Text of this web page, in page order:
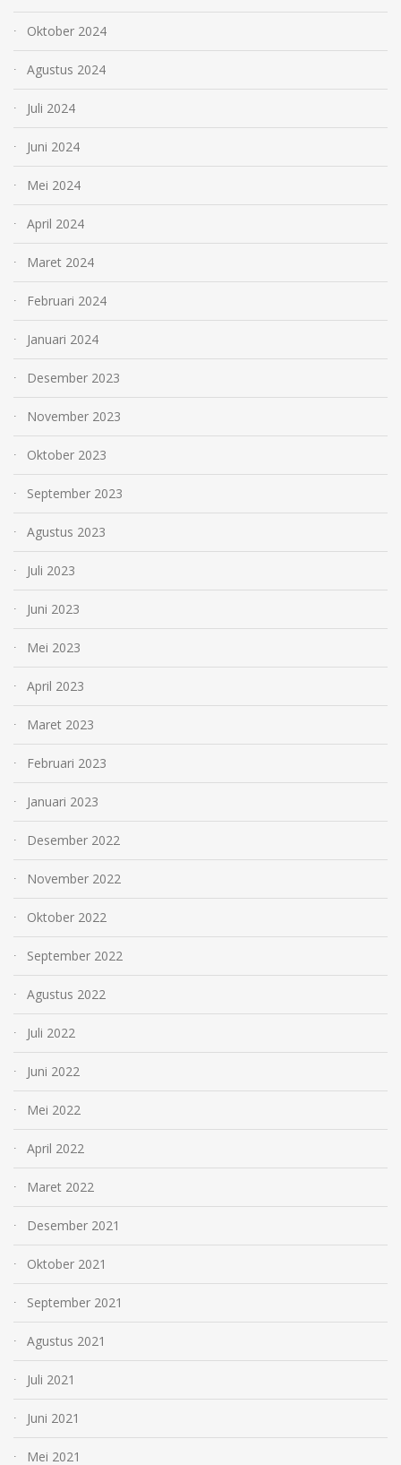
Oktober 2024
Agustus 2024
Juli 2024
Juni 2024
Mei 2024
April 2024
Maret 2024
Februari 2024
Januari 2024
Desember 2023
November 2023
Oktober 2023
September 2023
Agustus 2023
Juli 2023
Juni 2023
Mei 2023
April 2023
Maret 2023
Februari 2023
Januari 2023
Desember 2022
November 2022
Oktober 2022
September 2022
Agustus 2022
Juli 2022
Juni 2022
Mei 2022
April 2022
Maret 2022
Desember 2021
Oktober 2021
September 2021
Agustus 2021
Juli 2021
Juni 2021
Mei 2021